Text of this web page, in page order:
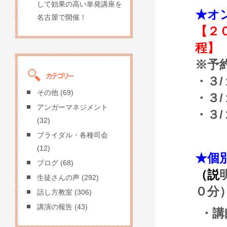
★オ
【
程】
※予
・３
・３
・３
★個
（説
０分
・
して効果の高い単発講座を
名古屋で開催！
その他 (69)
アンガーマネジメント
(32)
ブライダル・各種司会
(12)
ブログ (68)
生徒さんの声 (292)
話し方教室 (306)
講演の報告 (43)